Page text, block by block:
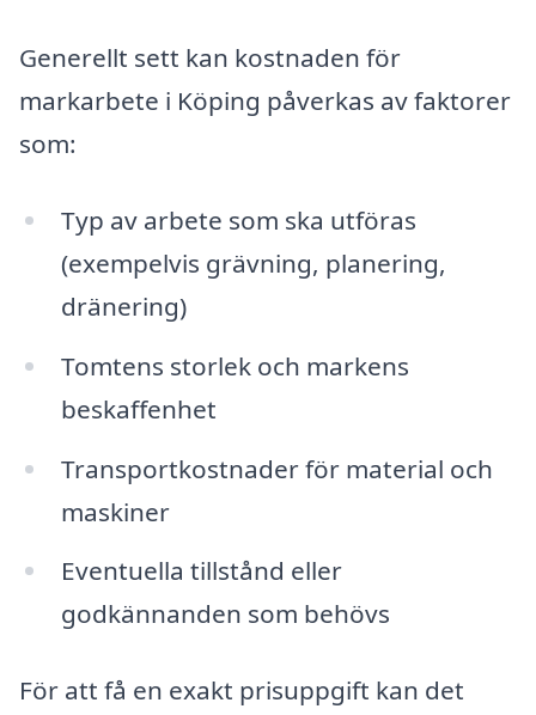
Generellt sett kan kostnaden för
markarbete i Köping påverkas av faktorer
som:
Typ av arbete som ska utföras
(exempelvis grävning, planering,
dränering)
Tomtens storlek och markens
beskaffenhet
Transportkostnader för material och
maskiner
Eventuella tillstånd eller
godkännanden som behövs
För att få en exakt prisuppgift kan det